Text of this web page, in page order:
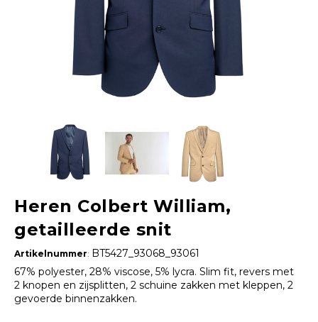
Heren Colbert William,
getailleerde snit
Artikelnummer: BT5427_93068_93061
67% polyester, 28% viscose, 5% lycra. Slim fit, revers met
2 knopen en zijsplitten, 2 schuine zakken met kleppen, 2
gevoerde binnenzakken.